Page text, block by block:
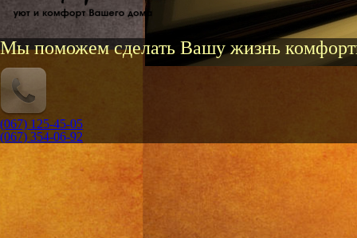
Мы поможем сделать Вашу жизнь
(067) 125-45-05
(067) 354-06-92